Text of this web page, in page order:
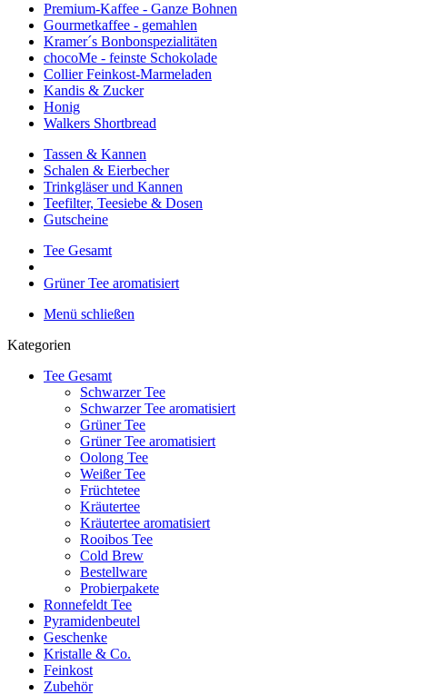
Premium-Kaffee - Ganze Bohnen
Gourmetkaffee - gemahlen
Kramer´s Bonbonspezialitäten
chocoMe - feinste Schokolade
Collier Feinkost-Marmeladen
Kandis & Zucker
Honig
Walkers Shortbread
Tassen & Kannen
Schalen & Eierbecher
Trinkgläser und Kannen
Teefilter, Teesiebe & Dosen
Gutscheine
Tee Gesamt
Grüner Tee aromatisiert
Menü schließen
Kategorien
Tee Gesamt
Schwarzer Tee
Schwarzer Tee aromatisiert
Grüner Tee
Grüner Tee aromatisiert
Oolong Tee
Weißer Tee
Früchtetee
Kräutertee
Kräutertee aromatisiert
Rooibos Tee
Cold Brew
Bestellware
Probierpakete
Ronnefeldt Tee
Pyramidenbeutel
Geschenke
Kristalle & Co.
Feinkost
Zubehör